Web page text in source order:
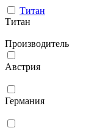
Титан
Титан
Производитель
Австрия
Германия